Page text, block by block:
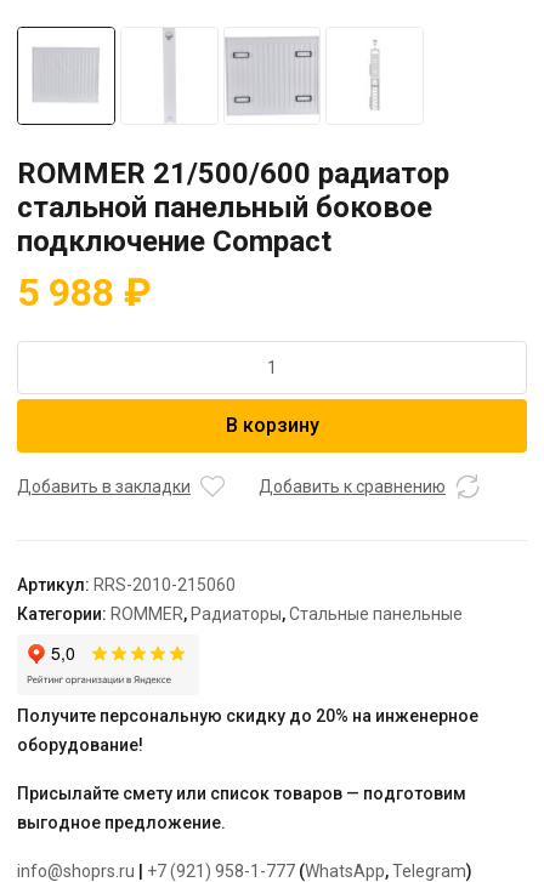
ROMMER 21/500/600 радиатор
стальной панельный боковое
подключение Compact
5 988 ₽
ROMMER
стальной
Compact
В корзину
Добавить в закладки Добавить к сравнению
Артикул: RRS-2010-215060
Категории: ROMMER, Радиаторы,Стальные панельные
Получите персональную скидку до 20% на инженерное
оборудование!
Присылайте смету или список товаров — подготовим
выгодное предложение.
info@shoprs.ru +7 (921) 958-1-777 (WhatsApp,Telegram)